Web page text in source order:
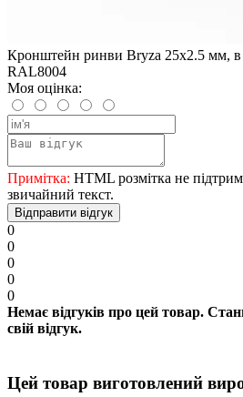
Кронштейн ринви Bryza 25х2.5 мм, в
RAL8004
Моя оцінка:
Примітка: HTML розмітка не
звичайний текст.
Відправити відгук
0
0
0
0
0
Немає відгуків про цей товар.
свій відгук.
Цей товар виготовлений